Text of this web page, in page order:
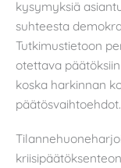
kysymyksiä
suhteesta
Tutkimustietoon
otettava
koska harkinnan
päätösvaihtoehdot.